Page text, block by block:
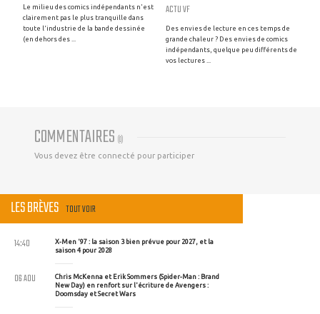
Le milieu des comics indépendants n'est
clairement pas le plus tranquille dans
toute l'industrie de la bande dessinée
(en dehors des ...
ACTU VF
Des envies de lecture en ces temps de
grande chaleur ? Des envies de comics
indépendants, quelque peu différents de
vos lectures ...
COMMENTAIRES (0)
Vous devez être connecté pour participer
LES BRÈVES TOUT VOIR
X-Men '97 : la saison 3 bien prévue pour 2027, et la
saison 4 pour 2028
14:40
Chris McKenna et Erik Sommers (Spider-Man : Brand
New Day) en renfort sur l'écriture de Avengers :
Doomsday et Secret Wars
06 AOU